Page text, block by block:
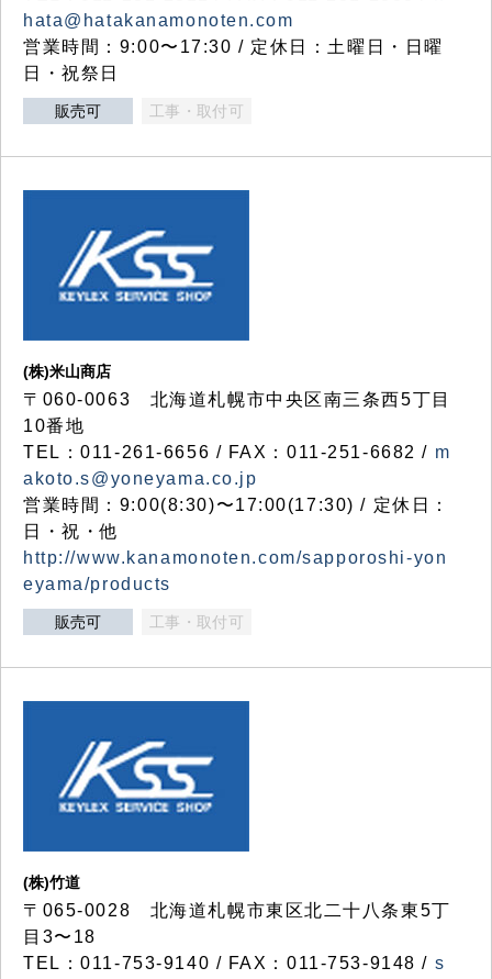
hata@hatakanamonoten.com
営業時間：9:00〜17:30 / 定休日：土曜日・日曜
日・祝祭日
販売可 工事・取付可
(株)米山商店
〒060-0063 北海道札幌市中央区南三条西5丁目
10番地
TEL：011-261-6656 / FAX：011-251-6682 / m
akoto.s@yoneyama.co.jp
営業時間：9:00(8:30)〜17:00(17:30) / 定休日：
日・祝・他
http://www.kanamonoten.com/sapporoshi-yon
eyama/products
販売可 工事・取付可
(株)竹道
〒065-0028 北海道札幌市東区北二十八条東5丁
目3〜18
TEL：011-753-9140 / FAX：011-753-9148 / s